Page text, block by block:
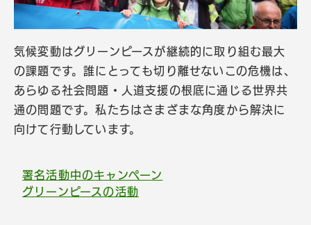
気候変動はグリーンピースが継続的に取り組む最大
の課題です。誰にとっても切り離せないこの危機は、
あらゆる社会問題・人道支援の根底に通じる世界共
通の問題です。私たちはさまざまな角度から解決に
向けて行動しています。
署名活動中のキャンペーン
グリーンピースの活動